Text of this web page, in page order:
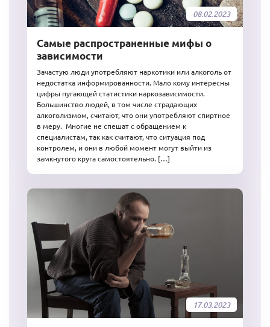
08.02.2023
Самые распространенные мифы о
зависимости
Зачастую люди употребляют наркотики или алкоголь от
недостатка информированности. Мало кому интересны
цифры пугающей статистики наркозависимости.
Большинство людей, в том числе страдающих
алкоголизмом, считают, что они употребляют спиртное
в меру. Многие не спешат с обращением к
специалистам, так как считают, что ситуация под
контролем, и они в любой момент могут выйти из
замкнутого круга самостоятельно. […]
17.03.2023